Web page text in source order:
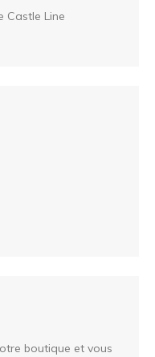
Castle Line
boutique et vous